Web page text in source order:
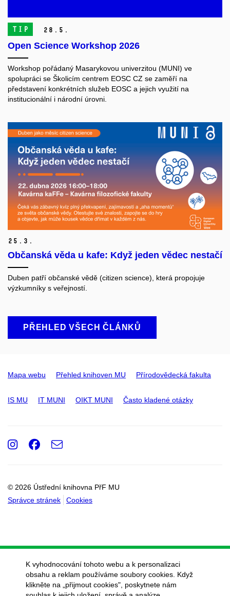
TIP 28. 5.
Open Science Workshop 2026
Workshop pořádaný Masarykovou univerzitou (MUNI) ve
spolupráci se Školicím centrem EOSC CZ se zaměří na
představení konkrétních služeb EOSC a jejich využití na
institucionální i národní úrovni.
25. 3.
Občanská věda u kafe: Když jeden vědec nestačí
Duben patří občanské vědě (citizen science), která propojuje
výzkumníky s veřejností.
PŘEHLED VŠECH ČLÁNKŮ
Mapa webu Přehled knihoven MU Přírodovědecká fakulta
IS MU IT MUNI OIKT MUNI Často kladené otázky
© 2026 Ústřední knihovna PřF MU
Správce stránek
Cookies
Instagram
Facebook
e-
K vyhodnocování tohoto webu a k personalizaci
obsahu a reklam používáme soubory cookies. Když
klikněte na „přijmout cookies", poskytnete nám